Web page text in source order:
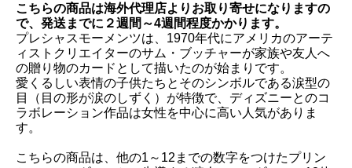
こちらの商品は海外代理店よりお取り寄せになりますの
で、発送までに２週間～4週間程度かかります。
プレシャスモーメンツは、1970年代にアメリカのアーテ
ィストクリエイターのサム・ブッチャーが家族や友人へ
の贈り物のカードとして描いたのが始まりです。
愛くるしい表情の子供たちとそのシンボルである涙型の
目（目の形が涙のしずく）が特徴で、ディズニーとのコ
ラボレーション作品は女性を中心に高い人気がありま
す。
こちらの商品は、他の1～12までの数字をつけたプリン